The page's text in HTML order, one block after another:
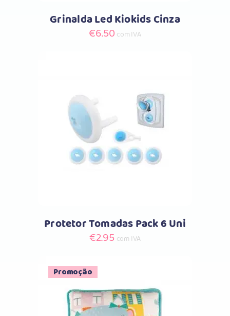
Grinalda Led Kiokids Cinza
€6.50 com IVA
Comprar
Protetor Tomadas Pack 6 Uni
€2.95 com IVA
Promoção